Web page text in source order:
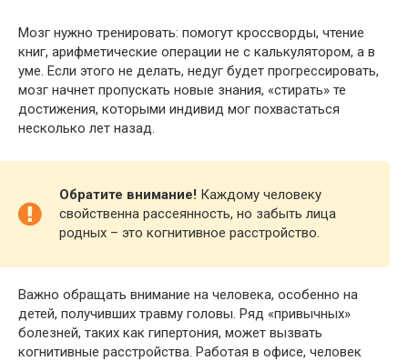
Мозг нужно тренировать: помогут кроссворды, чтение
книг, арифметические операции не с калькулятором, а в
уме. Если этого не делать, недуг будет прогрессировать,
мозг начнет пропускать новые знания, «стирать» те
достижения, которыми индивид мог похвастаться
несколько лет назад.
Обратите внимание! Каждому человеку
свойственна рассеянность, но забыть лица
родных – это когнитивное расстройство.
Важно обращать внимание на человека, особенно на
детей, получивших травму головы. Ряд «привычных»
болезней, таких как гипертония, может вызвать
когнитивные расстройства. Работая в офисе, человек